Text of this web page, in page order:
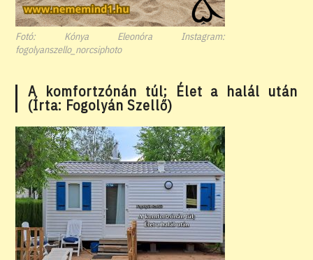
Fotó: Kónya Eleonóra Instagram:
fogolyanszello_norcsiphoto
A komfortzónán túl; Élet a halál után
(Írta: Fogolyán Szellő)